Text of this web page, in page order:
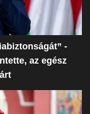
-
az egész